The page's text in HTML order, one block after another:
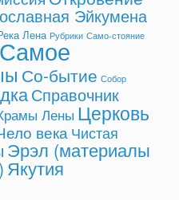
Эйкумена
Лена Рубрики Само-стояние
Самое
Со-бытие Собор
Справочник
Лены Церковь
векаЧистая
Эрэл (материалы
Якутия